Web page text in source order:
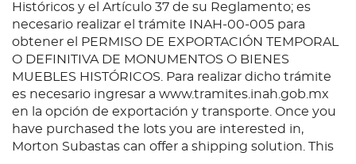
Históricos y el Artículo 37 de su Reglamento; es
necesario realizar el trámite INAH-00-005 para
obtener el PERMISO DE EXPORTACIÓN TEMPORAL
O DEFINITIVA DE MONUMENTOS O BIENES
MUEBLES HISTÓRICOS. Para realizar dicho trámite
es necesario ingresar a www.tramites.inah.gob.mx
en la opción de exportación y transporte. Once you
have purchased the lots you are interested in,
Morton Subastas can offer a shipping solution. This